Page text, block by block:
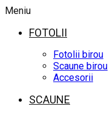
Meniu
FOTOLII
Fotolii birou
Scaune birou
Accesorii
SCAUNE